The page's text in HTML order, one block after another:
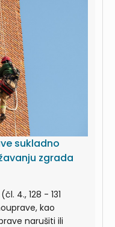
sukladno
zgrada
4., 128 - 131
kao